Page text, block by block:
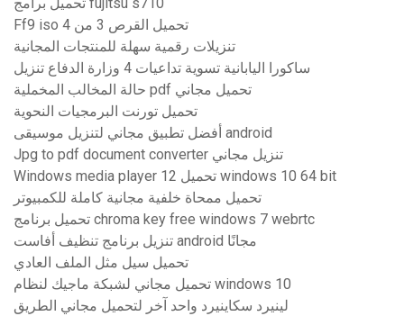
تحميل برامج fujitsu s710
Ff9 iso تحميل القرص 3 من 4
تنزيلات رقمية سهلة للمنتجات المجانية
ساكورا اليابانية تسوية تداعيات 4 وزارة الدفاع تنزيل
حالة المخالب المخملية pdf تحميل مجاني
تحميل تورنت البرمجيات النحوية
أفضل تطبيق مجاني لتنزيل موسيقى android
Jpg to pdf document converter تنزيل مجاني
Windows media player 12 تحميل windows 10 64 bit
تحميل ممحاة خلفية مجانية كاملة للكمبيوتر
تحميل برنامج chroma key free windows 7 webrtc
تنزيل برنامج تنظيف أفاست android مجانًا
تحميل سيل مثل الملف العادي
تحميل مجاني لشبكة ماجيك لنظام windows 10
لينيرد سكاينيرد واحد آخر لتحميل مجاني الطريق